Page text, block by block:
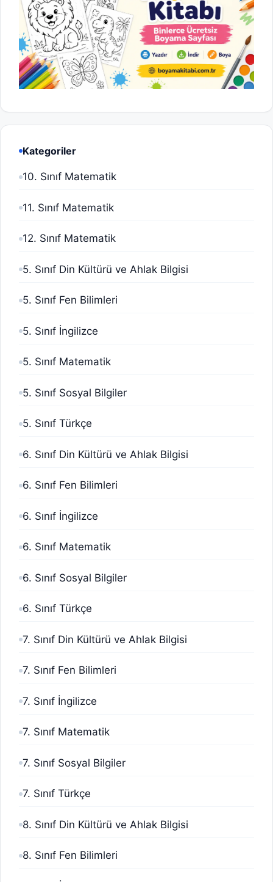
Kategoriler
10. Sınıf Matematik
11. Sınıf Matematik
12. Sınıf Matematik
5. Sınıf Din Kültürü ve Ahlak Bilgisi
5. Sınıf Fen Bilimleri
5. Sınıf İngilizce
5. Sınıf Matematik
5. Sınıf Sosyal Bilgiler
5. Sınıf Türkçe
6. Sınıf Din Kültürü ve Ahlak Bilgisi
6. Sınıf Fen Bilimleri
6. Sınıf İngilizce
6. Sınıf Matematik
6. Sınıf Sosyal Bilgiler
6. Sınıf Türkçe
7. Sınıf Din Kültürü ve Ahlak Bilgisi
7. Sınıf Fen Bilimleri
7. Sınıf İngilizce
7. Sınıf Matematik
7. Sınıf Sosyal Bilgiler
7. Sınıf Türkçe
8. Sınıf Din Kültürü ve Ahlak Bilgisi
8. Sınıf Fen Bilimleri